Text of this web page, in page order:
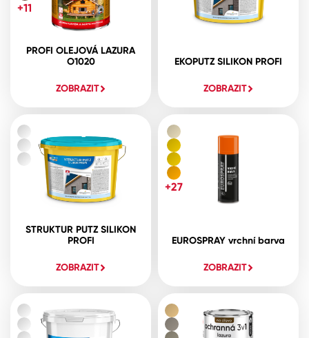
PROFI OLEJOVÁ LAZURA
O1020
ZOBRAZIT
+11
EKOPUTZ SILIKON PROFI
ZOBRAZIT
STRUKTUR PUTZ SILIKON
PROFI
ZOBRAZIT
EUROSPRAY vrchní barva
ZOBRAZIT
+27